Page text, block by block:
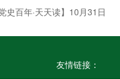
史百年·天天读】10月31日
友情链接：